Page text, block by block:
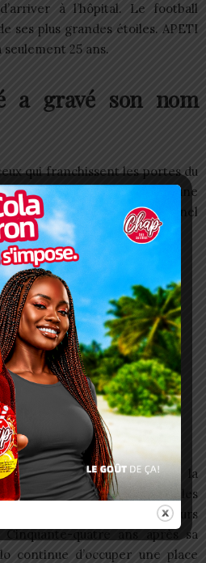
à l’hôpital. Le football
ses plus grandes étoiles. APETI
seulement 25 ans.
a gravé son nom
qui franchissent les portes du
découvrent bien plus qu’une
rappelle le destin exceptionnel
une icône nationale.
principal stade municipal de la
celui qui a porté haut les
et inspiré plusieurs
quatre ans après sa
continue d’occuper une place